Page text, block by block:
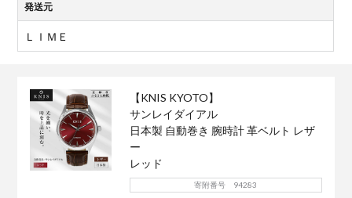
発送元
ＬＩＭＥ
【KNIS KYOTO】
サンレイダイアル
日本製 自動巻き 腕時計 革ベルト レザ
ー
レッド
寄附番号 94283